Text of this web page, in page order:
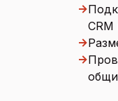
→
CRM
→
→